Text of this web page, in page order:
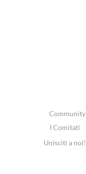
Community
I Comitati
Unisciti a noi!